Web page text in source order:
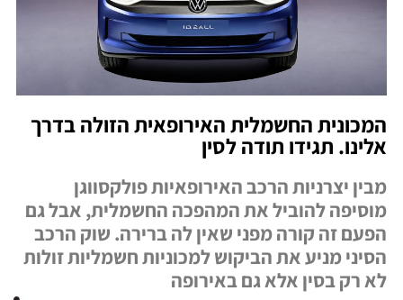
המכונית החשמלית האירופאית הזולה בדרך
אלינו. תגידו תודה לסין
מבין יצרניות הרכב האירופאיות פולקסווגן
מוסיפה להוביל את המהפכה החשמלית, אבל גם
הפעם זה קורה מפני שאין לה ברירה. שוק הרכב
הסיני מניע את הביקוש למכוניות חשמליות זולות
לא רק בסין אלא גם באירופה